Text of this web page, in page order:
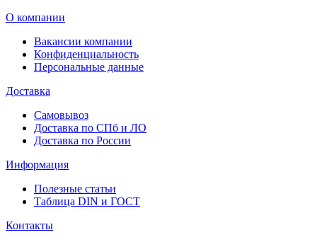
О компании
Вакансии компании
Конфиденциальность
Персональные данные
Доставка
Самовывоз
Доставка по СПб и ЛО
Доставка по России
Информация
Полезные статьи
Таблица DIN и ГОСТ
Контакты